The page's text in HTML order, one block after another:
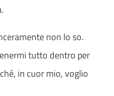
non lo so.
tutto dentro per
in cuor mio, voglio